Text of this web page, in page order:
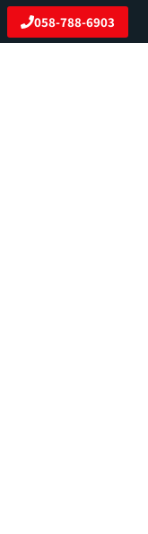
דילוג
058-788-6903